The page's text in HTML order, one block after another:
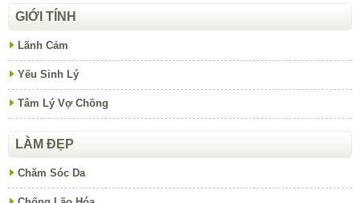
GIỚI TÍNH
Lãnh Cảm
Yếu Sinh Lý
Tâm Lý Vợ Chồng
LÀM ĐẸP
Chăm Sóc Da